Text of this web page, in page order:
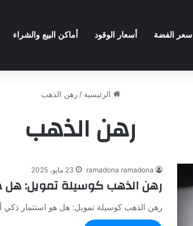
سعر الفضة أسعار الوقود أماكن البيع والشراء
الرئيسية / رهن الذهب
رهن الذهب
ramadona ramadona 23 مايو، 2025
رهن الذهب كوسيلة تمويل: هل
رهن الذهب كوسيلة تمويل: هل هو استثمار ذكي